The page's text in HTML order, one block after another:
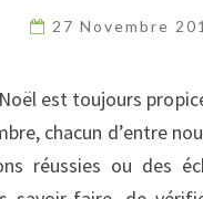
27 Novembre
est toujours
chacun d’entre
réussies ou des